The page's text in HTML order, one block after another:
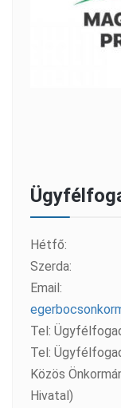
Hétfő:
Szerda:
Email:
Tel:
Tel:
Közös
Hivatal)